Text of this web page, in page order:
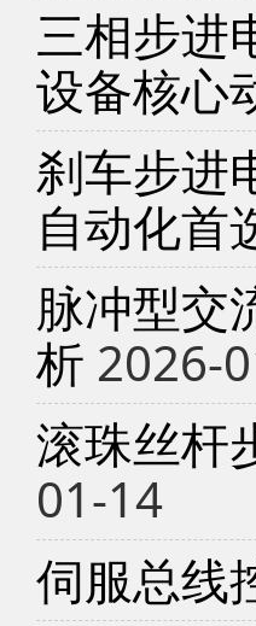
三相步进
设备核心
刹车步进
自动化首
脉冲型交
析 2026-
滚珠丝杆
01-14
伺服总线